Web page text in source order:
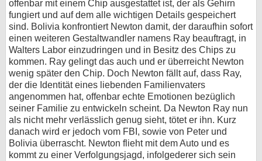
offenbar mit einem Chip ausgestattet ist, der als Gehirn
fungiert und auf dem alle wichtigen Details gespeichert
sind. Bolivia konfrontiert Newton damit, der daraufhin sofort
einen weiteren Gestaltwandler namens Ray beauftragt, in
Walters Labor einzudringen und in Besitz des Chips zu
kommen. Ray gelingt das auch und er überreicht Newton
wenig später den Chip. Doch Newton fällt auf, dass Ray,
der die Identität eines liebenden Familienvaters
angenommen hat, offenbar echte Emotionen bezüglich
seiner Familie zu entwickeln scheint. Da Newton Ray nun
als nicht mehr verlässlich genug sieht, tötet er ihn. Kurz
danach wird er jedoch vom FBI, sowie von Peter und
Bolivia überrascht. Newton flieht mit dem Auto und es
kommt zu einer Verfolgungsjagd, infolgederer sich sein